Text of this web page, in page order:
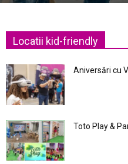
Locatii kid-friendly
Aniversări cu
Toto Play &